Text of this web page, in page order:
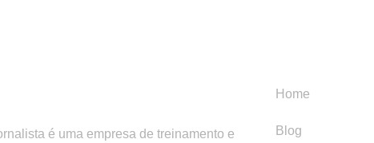
é uma empresa de treinamento e
Home
Blog